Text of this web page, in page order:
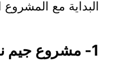
البداية مع
1- مشروع جيم نسائى